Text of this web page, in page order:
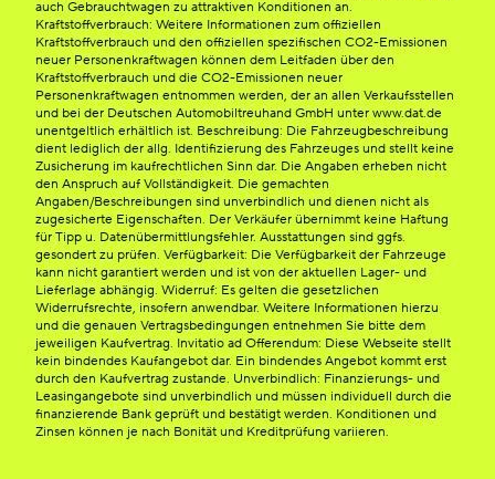
auch Gebrauchtwagen zu attraktiven Konditionen an.
Kraftstoffverbrauch: Weitere Informationen zum offiziellen
Kraftstoffverbrauch und den offiziellen spezifischen CO2-Emissionen
neuer Personenkraftwagen können dem Leitfaden über den
Kraftstoffverbrauch und die CO2-Emissionen neuer
Personenkraftwagen entnommen werden, der an allen Verkaufsstellen
und bei der Deutschen Automobiltreuhand GmbH unter www.dat.de
unentgeltlich erhältlich ist. Beschreibung: Die Fahrzeugbeschreibung
dient lediglich der allg. Identifizierung des Fahrzeuges und stellt keine
Zusicherung im kaufrechtlichen Sinn dar. Die Angaben erheben nicht
den Anspruch auf Vollständigkeit. Die gemachten
Angaben/Beschreibungen sind unverbindlich und dienen nicht als
zugesicherte Eigenschaften. Der Verkäufer übernimmt keine Haftung
für Tipp u. Datenübermittlungsfehler. Ausstattungen sind ggfs.
gesondert zu prüfen. Verfügbarkeit: Die Verfügbarkeit der Fahrzeuge
kann nicht garantiert werden und ist von der aktuellen Lager- und
Lieferlage abhängig. Widerruf: Es gelten die gesetzlichen
Widerrufsrechte, insofern anwendbar. Weitere Informationen hierzu
und die genauen Vertragsbedingungen entnehmen Sie bitte dem
jeweiligen Kaufvertrag. Invitatio ad Offerendum: Diese Webseite stellt
kein bindendes Kaufangebot dar. Ein bindendes Angebot kommt erst
durch den Kaufvertrag zustande. Unverbindlich: Finanzierungs- und
Leasingangebote sind unverbindlich und müssen individuell durch die
finanzierende Bank geprüft und bestätigt werden. Konditionen und
Zinsen können je nach Bonität und Kreditprüfung variieren.